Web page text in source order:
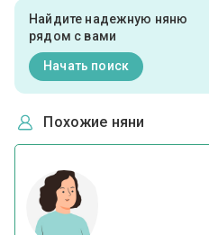
Найдите надежную няню
рядом с вами
Начать поиск
Похожие няни